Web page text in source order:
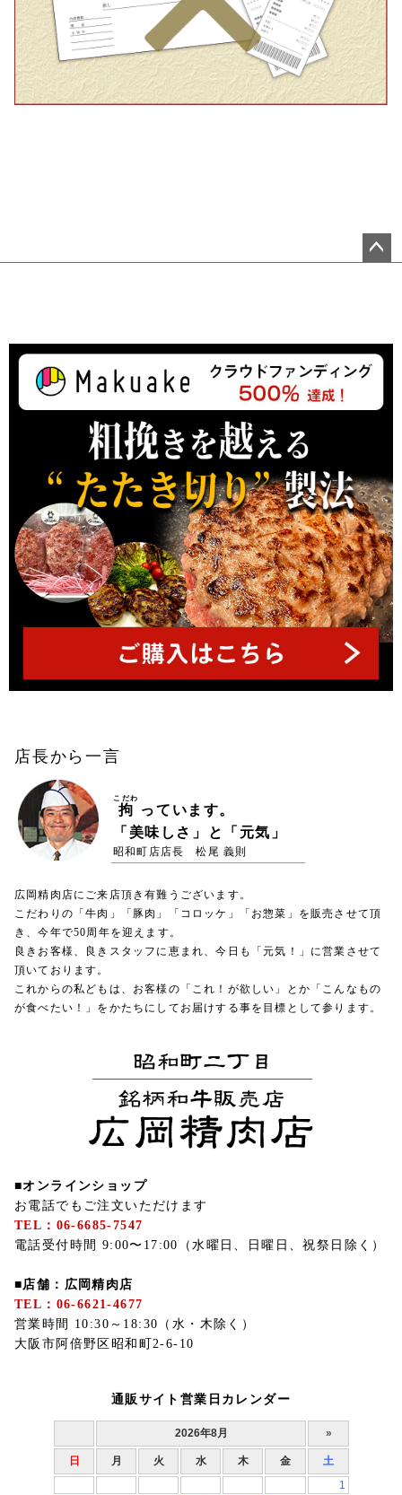
ト
ッ
へ
店長から一言
拘
こだわ
っています。
「美味しさ」と「元気」
昭和町店店長 松尾 義則
広岡精肉店にご来店頂き有難うございます。
こだわりの「牛肉」「豚肉」「コロッケ」「お惣菜」を販売させて頂
き、今年で50周年を迎えます。
良きお客様、良きスタッフに恵まれ、今日も「元気！」に営業させて
頂いております。
これからの私どもは、お客様の「これ！が欲しい」とか「こんなもの
が食べたい！」をかたちにしてお届けする事を目標として参ります。
■オンラインショップ
お電話でもご注文いただけます
TEL：06-6685-7547
電話受付時間 9:00〜17:00（水曜日、日曜日、祝祭日除く）
■店舗：広岡精肉店
TEL：06-6621-4677
営業時間 10:30～18:30（水・木除く）
大阪市阿倍野区昭和町2-6-10
通販サイト営業日カレンダー